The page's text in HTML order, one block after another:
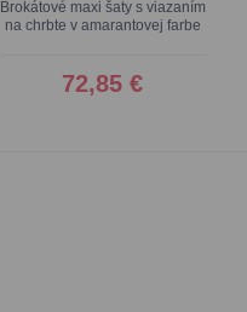
Brokátové maxi šaty s viazaním
na chrbte v amarantovej farbe
72,85 €